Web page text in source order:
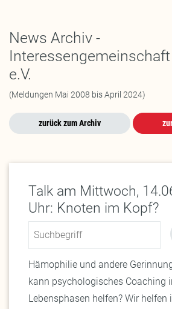
News Archiv -
e.V.
(Meldungen Mai 2008 bis April 2024)
zurück zum Archiv
Talk am Mittwoch,
Uhr: Knoten im Kopf?
Password
Hämophilie und andere
kann psychologisches Coaching
Lebensphasen helfen? Wir helfen